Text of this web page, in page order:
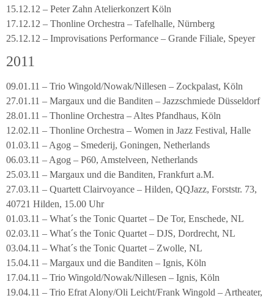
15.12.12 – Peter Zahn Atelierkonzert Köln
17.12.12 – Thonline Orchestra – Tafelhalle, Nürnberg
25.12.12 – Improvisations Performance – Grande Filiale, Speyer
2011
09.01.11 – Trio Wingold/Nowak/Nillesen – Zockpalast, Köln
27.01.11 – Margaux und die Banditen – Jazzschmiede Düsseldorf
28.01.11 – Thonline Orchestra – Altes Pfandhaus, Köln
12.02.11 – Thonline Orchestra – Women in Jazz Festival, Halle
01.03.11 – Agog – Smederij, Goningen, Netherlands
06.03.11 – Agog – P60, Amstelveen, Netherlands
25.03.11 – Margaux und die Banditen, Frankfurt a.M.
27.03.11 – Quartett Clairvoyance – Hilden, QQJazz, Forststr. 73,
40721 Hilden, 15.00 Uhr
01.03.11 – What´s the Tonic Quartet – De Tor, Enschede, NL
02.03.11 – What´s the Tonic Quartet – DJS, Dordrecht, NL
03.04.11 – What´s the Tonic Quartet – Zwolle, NL
15.04.11 – Margaux und die Banditen – Ignis, Köln
17.04.11 – Trio Wingold/Nowak/Nillesen – Ignis, Köln
19.04.11 – Trio Efrat Alony/Oli Leicht/Frank Wingold – Artheater,